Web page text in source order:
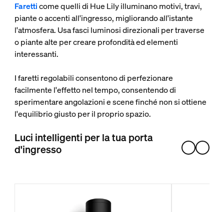
Faretticome quelli di Hue Lily illuminano motivi, travi,
piante o accenti all'ingresso, migliorando all'istante
l'atmosfera. Usa fasci luminosi direzionali per traverse
o piante alte per creare profondità ed elementi
interessanti.
I faretti regolabili consentono di perfezionare
facilmente l'effetto nel tempo, consentendo di
sperimentare angolazioni e scene finché non si ottiene
l'equilibrio giusto per il proprio spazio.
Luci intelligenti per la tua porta
d'ingresso